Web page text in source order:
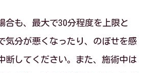
合も、最大で30分程度を上限と
気分が悪くなったり、のぼせを感
断してください。また、施術中は